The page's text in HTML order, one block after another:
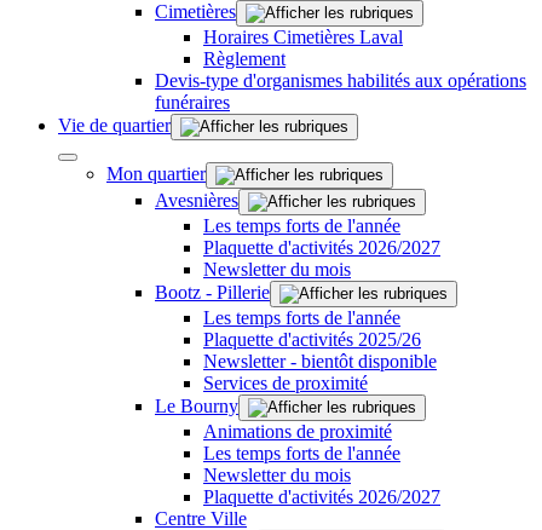
Cimetières
Horaires Cimetières Laval
Règlement
Devis-type d'organismes habilités aux opérations
funéraires
Vie de quartier
Mon quartier
Avesnières
Les temps forts de l'année
Plaquette d'activités 2026/2027
Newsletter du mois
Bootz - Pillerie
Les temps forts de l'année
Plaquette d'activités 2025/26
Newsletter - bientôt disponible
Services de proximité
Le Bourny
Animations de proximité
Les temps forts de l'année
Newsletter du mois
Plaquette d'activités 2026/2027
Centre Ville